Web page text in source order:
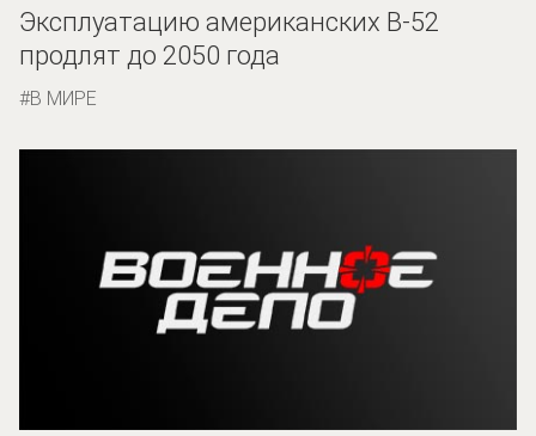
Эксплуатацию американских B-52
продлят до 2050 года
В МИРЕ